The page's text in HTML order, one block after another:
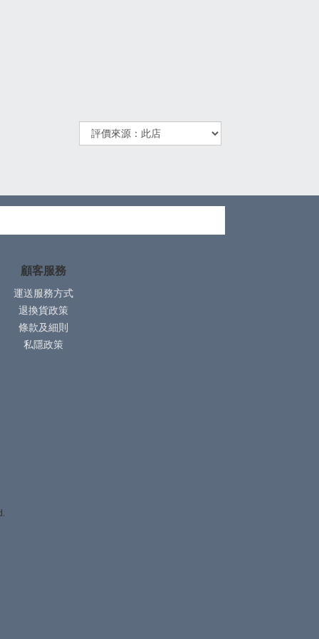
顧客服務
運送服務方式
退換貨政策
條款及細則
私隱政策